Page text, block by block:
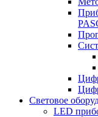
Световое
LED